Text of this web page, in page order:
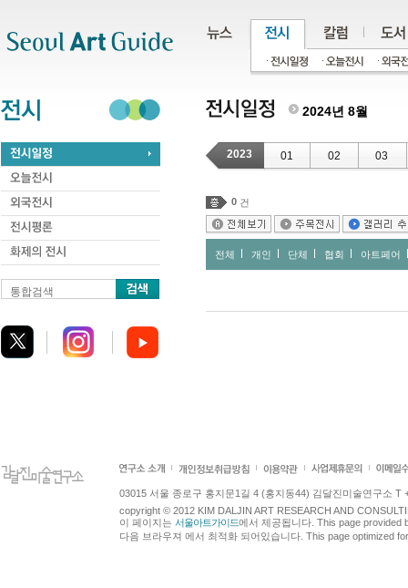
통합검색
2024년 8월
2023 01 02 03
0 건
전체 개인 단체 협회 아트페어
03015 서울 종로구 홍지문1길 4 (홍지동44) 김달진미술연구소 T
copyright © 2012 KIM DALJIN ART RESEARCH AND
이 페이지는 서울아트가이드에서 제공됩니다. This page provided
다음 브라우져 에서 최적화 되어있습니다. This page optimized